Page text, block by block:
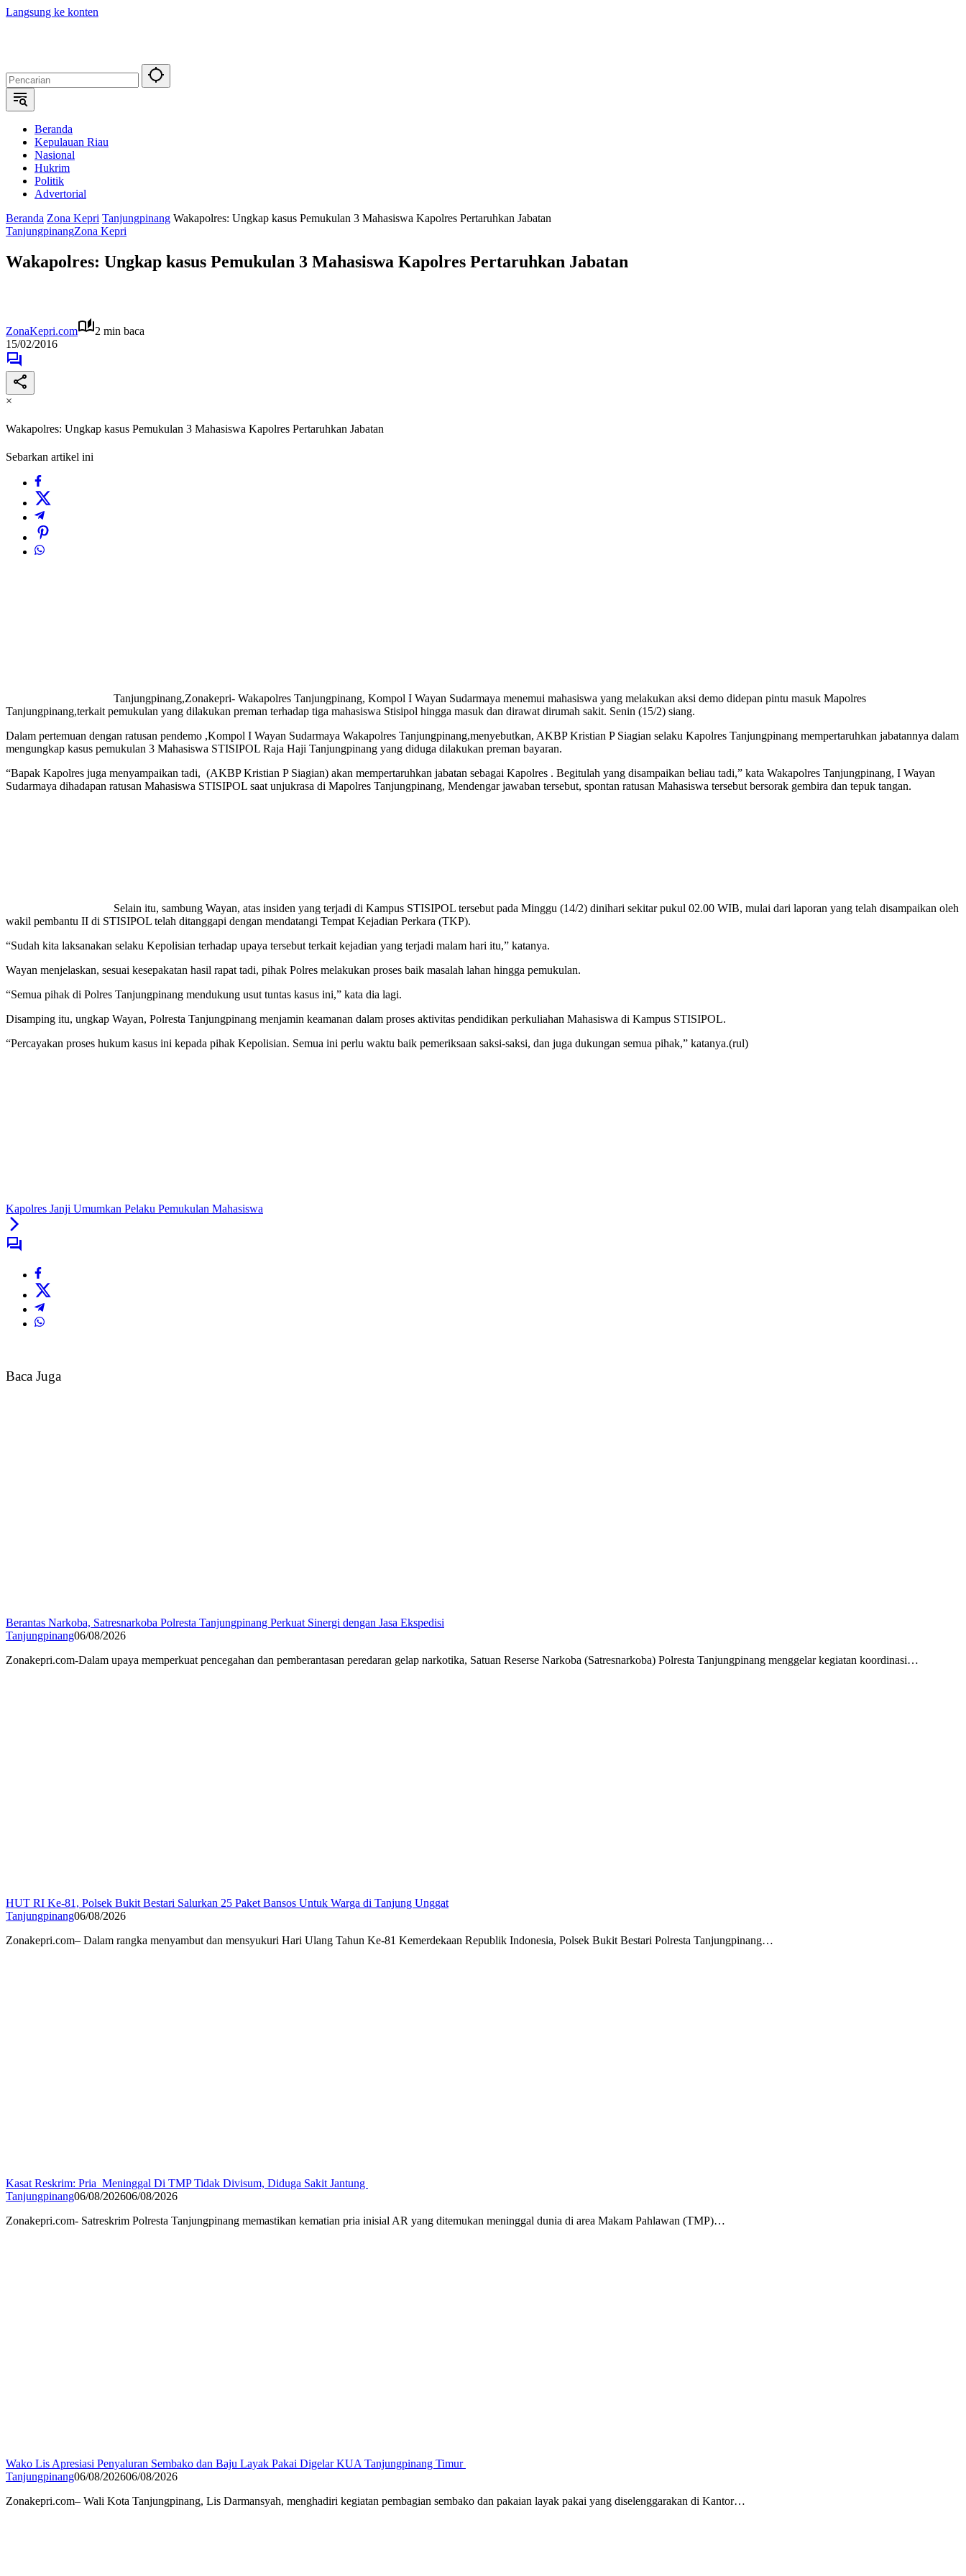
Langsung ke konten
Beranda
Kepulauan Riau
Nasional
Hukrim
Politik
Advertorial
Beranda Zona Kepri Tanjungpinang Wakapolres: Ungkap kasus Pemukulan 3 Mahasiswa Kapolres Pertaruhkan Jabatan
TanjungpinangZona Kepri
Wakapolres: Ungkap kasus Pemukulan 3 Mahasiswa Kapolres Pertaruhkan Jabatan
ZonaKepri.com
2 min baca
15/02/2016
×
Wakapolres: Ungkap kasus Pemukulan 3 Mahasiswa Kapolres Pertaruhkan Jabatan
Sebarkan artikel ini
Tanjungpinang,Zonakepri- Wakapolres Tanjungpinang, Kompol I Wayan Sudarmaya menemui mahasiswa yang melakukan aksi demo didepan pintu masuk Mapolres
Tanjungpinang,terkait pemukulan yang dilakukan preman terhadap tiga mahasiswa Stisipol hingga masuk dan dirawat dirumah sakit. Senin (15/2) siang.
Dalam pertemuan dengan ratusan pendemo ,Kompol I Wayan Sudarmaya Wakapolres Tanjungpinang,menyebutkan, AKBP Kristian P Siagian selaku Kapolres Tanjungpinang mempertaruhkan jabatannya dalam
mengungkap kasus pemukulan 3 Mahasiswa STISIPOL Raja Haji Tanjungpinang yang diduga dilakukan preman bayaran.
“Bapak Kapolres juga menyampaikan tadi, (AKBP Kristian P Siagian) akan mempertaruhkan jabatan sebagai Kapolres . Begitulah yang disampaikan beliau tadi,” kata Wakapolres Tanjungpinang, I Wayan
Sudarmaya dihadapan ratusan Mahasiswa STISIPOL saat unjukrasa di Mapolres Tanjungpinang, Mendengar jawaban tersebut, spontan ratusan Mahasiswa tersebut bersorak gembira dan tepuk tangan.
Selain itu, sambung Wayan, atas insiden yang terjadi di Kampus STISIPOL tersebut pada Minggu (14/2) dinihari sekitar pukul 02.00 WIB, mulai dari laporan yang telah disampaikan oleh
wakil pembantu II di STISIPOL telah ditanggapi dengan mendatangi Tempat Kejadian Perkara (TKP).
“Sudah kita laksanakan selaku Kepolisian terhadap upaya tersebut terkait kejadian yang terjadi malam hari itu,” katanya.
Wayan menjelaskan, sesuai kesepakatan hasil rapat tadi, pihak Polres melakukan proses baik masalah lahan hingga pemukulan.
“Semua pihak di Polres Tanjungpinang mendukung usut tuntas kasus ini,” kata dia lagi.
Disamping itu, ungkap Wayan, Polresta Tanjungpinang menjamin keamanan dalam proses aktivitas pendidikan perkuliahan Mahasiswa di Kampus STISIPOL.
“Percayakan proses hukum kasus ini kepada pihak Kepolisian. Semua ini perlu waktu baik pemeriksaan saksi-saksi, dan juga dukungan semua pihak,” katanya.(rul)
Kapolres Janji Umumkan Pelaku Pemukulan Mahasiswa
Baca Juga
Berantas Narkoba, Satresnarkoba Polresta Tanjungpinang Perkuat Sinergi dengan Jasa Ekspedisi
Tanjungpinang06/08/2026
Zonakepri.com-Dalam upaya memperkuat pencegahan dan pemberantasan peredaran gelap narkotika, Satuan Reserse Narkoba (Satresnarkoba) Polresta Tanjungpinang menggelar kegiatan koordinasi…
HUT RI Ke-81, Polsek Bukit Bestari Salurkan 25 Paket Bansos Untuk Warga di Tanjung Unggat
Tanjungpinang06/08/2026
Zonakepri.com– Dalam rangka menyambut dan mensyukuri Hari Ulang Tahun Ke-81 Kemerdekaan Republik Indonesia, Polsek Bukit Bestari Polresta Tanjungpinang…
Kasat Reskrim: Pria Meninggal Di TMP Tidak Divisum, Diduga Sakit Jantung
Tanjungpinang06/08/202606/08/2026
Zonakepri.com- Satreskrim Polresta Tanjungpinang memastikan kematian pria inisial AR yang ditemukan meninggal dunia di area Makam Pahlawan (TMP)…
Wako Lis Apresiasi Penyaluran Sembako dan Baju Layak Pakai Digelar KUA Tanjungpinang Timur
Tanjungpinang06/08/202606/08/2026
Zonakepri.com– Wali Kota Tanjungpinang, Lis Darmansyah, menghadiri kegiatan pembagian sembako dan pakaian layak pakai yang diselenggarakan di Kantor…